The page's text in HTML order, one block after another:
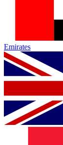
Emirates